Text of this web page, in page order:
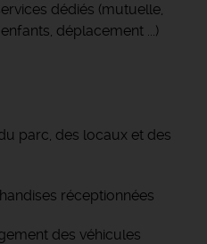
dédiés (mutuelle,
déplacement ...)
parc, des locaux et des
réceptionnées
des véhicules